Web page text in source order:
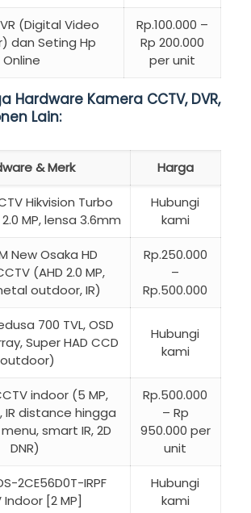
(Digital Video
dan Seting Hp
Online
Rp.100.000 –
Rp 200.000
per unit
Hardware Kamera CCTV, DVR,
Lain:
& Merk Harga
Hikvision Turbo
MP, lensa 3.6mm
Hubungi
kami
New Osaka HD
(AHD 2.0 MP,
outdoor, IR)
Rp.250.000
–
Rp.500.000
700 TVL, OSD
Super HAD CCD
Hubungi
kami
indoor (5 MP,
IR distance hingga
smart IR, 2D
DNR)
Rp.500.000
– Rp
950.000 per
unit
2CE56D0T-IRPF
Indoor [2 MP]
Hubungi
kami